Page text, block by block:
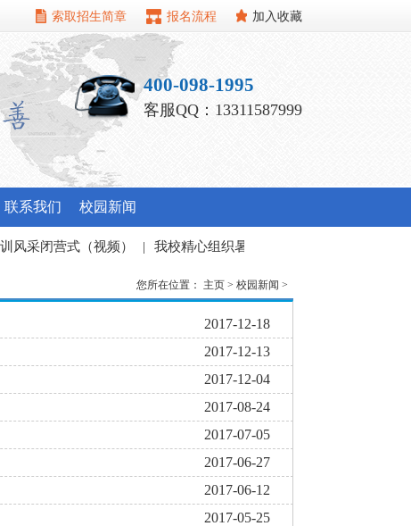
索取招生简章 报名流程 加入收藏
400-098-1995
客服QQ：13311587999
联系我们 校园新闻
闭营式（视频） | 我校精心组织暑期教职工培训班
您所在位置： 主页 > 校园新闻 >
2017-12-18
2017-12-13
2017-12-04
2017-08-24
2017-07-05
2017-06-27
2017-06-12
2017-05-25